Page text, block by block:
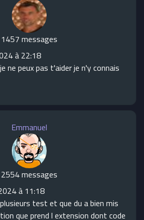
1457 messages
à 22:18
ne peux pas t'aider je n'y connais
Emmanuel
2554 messages
à 11:18
test et que du a bien mis
que prend l extension dont code